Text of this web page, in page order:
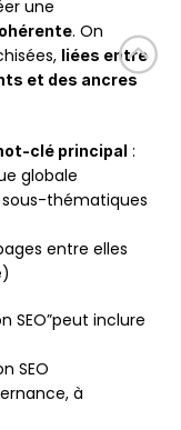
. On
liées entre
et des ancres
clé principal :
globale
thématiques
entre elles
SEO”peut inclure
SEO